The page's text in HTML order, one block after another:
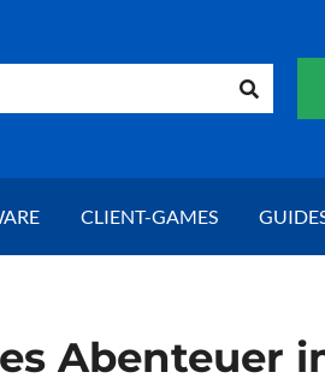
CLIENT-GAMES
Abenteuer